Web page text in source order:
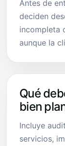
Antes de
deciden
incompleta
aunque la
Qué
bien
Incluye
servicios,